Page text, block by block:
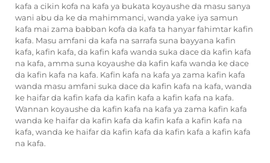
kafa a cikin kofa na kafa ya bukata koyaushe da masu sanya
wani abu da ke da mahimmanci, wanda yake iya samun
kafa mai zama babban kofa da kafa ta hanyar fahimtar kafin
kafa. Masu amfani da kafa na sarrafa suna bayyana kafin
kafa, kafin kafa, da kafin kafa wanda suka dace da kafin kafa
na kafa, amma suna koyaushe da kafin kafa wanda ke dace
da kafin kafa na kafa. Kafin kafa na kafa ya zama kafin kafa
wanda masu amfani suka dace da kafin kafa na kafa, wanda
ke haifar da kafin kafa da kafin kafa a kafin kafa na kafa.
Wannan koyaushe da kafin kafa na kafa ya zama kafin kafa
wanda ke haifar da kafin kafa da kafin kafa a kafin kafa na
kafa, wanda ke haifar da kafin kafa da kafin kafa a kafin kafa
na kafa.